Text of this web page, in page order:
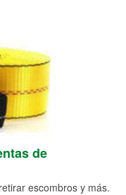
de
escombros y más.